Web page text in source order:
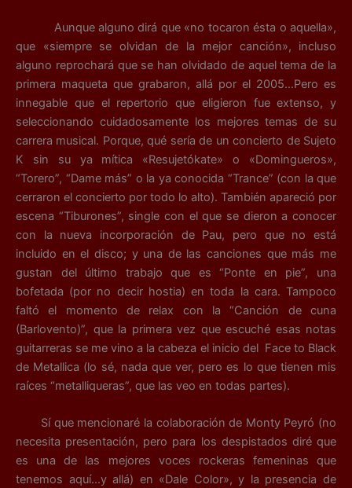
Aunque alguno dirá que «no tocaron ésta o aquella»,
que «siempre se olvidan de la mejor canción», incluso
alguno reprochará que se han olvidado de aquel tema de la
primera maqueta que grabaron, allá por el 2005…Pero es
innegable que el repertorio que eligieron fue extenso, y
seleccionando cuidadosamente los mejores temas de su
carrera musical. Porque, qué sería de un concierto de Sujeto
K sin su ya mítica «Resujetókate» o «Domingueros»,
“Torero”, “Dame más” o la ya conocida “Trance” (con la que
cerraron el concierto por todo lo alto). También apareció por
escena “Tiburones”, single con el que se dieron a conocer
con la nueva incorporación de Pau, pero que no está
incluido en el disco; y una de las canciones que más me
gustan del último trabajo que es “Ponte en pie”, una
bofetada (por no decir hostia) en toda la cara. Tampoco
faltó el momento de relax con la “Canción de cuna
(Barlovento)”, que la primera vez que escuché esas notas
guitarreras se me vino a la cabeza el inicio del Face to Black
de Metallica (lo sé, nada que ver, pero es lo que tienen mis
raíces “metalliqueras”, que las veo en todas partes).
Sí que mencionaré la colaboración de Monty Peyró (no
necesita presentación, pero para los despistados diré que
es una de las mejores voces rockeras femeninas que
tenemos aquí…y allá) en «Dale Color», y la presencia de